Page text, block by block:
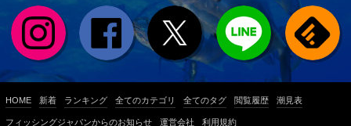
HOME 新着 ランキング 全てのカテゴリ 全てのタグ 閲覧履歴 潮見表
フィッシングジャパンからのお知らせ 運営会社 利用規約